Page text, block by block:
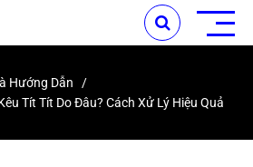
Hướng Dẫn
Tít Tít Do Đâu? Cách Xử Lý Hiệu Quả